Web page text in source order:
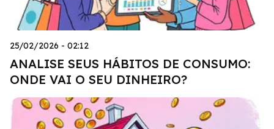
25/02/2026 - 02:12
ANALISE SEUS HÁBITOS DE CONSUMO:
ONDE VAI O SEU DINHEIRO?